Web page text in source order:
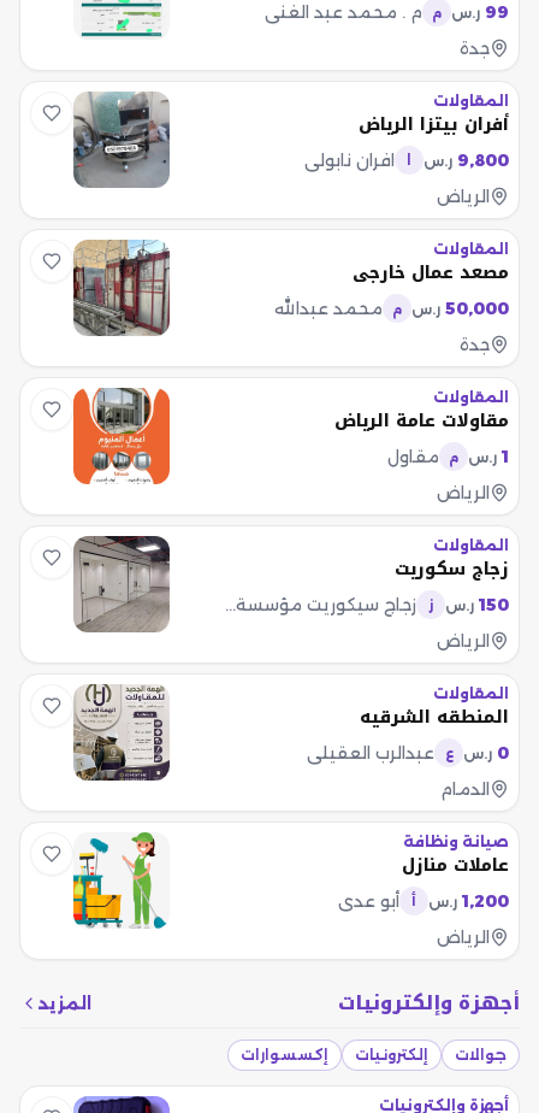
99 ر.س م
م . محمد عبد الغني
جدة
المقاولات
أفران بيتزا الرياض
9,800 ر.س
افران نابولي
الرياض
المقاولات
مصعد عمال خارجي
50,000 ر.س م
محمد عبدالله
جدة
المقاولات
مقاولات عامة الرياض
1 ر.س م
مقاول
الرياض
المقاولات
زجاج سكوريت
150 ر.س ز
زجاج سيكوريت مؤسسة سطور الماسة
الرياض
المقاولات
المنطقه الشرقيه
0 ر.س ع
عبدالرب العقيلي
الدمام
صيانة ونظافة
عاملات منازل
1,200 ر.س أ
أبو عدي
الرياض
أجهزة وإلكترونيات المزيد
جوالات إلكترونيات إكسسوارات
أجهزة وإلكترونيات